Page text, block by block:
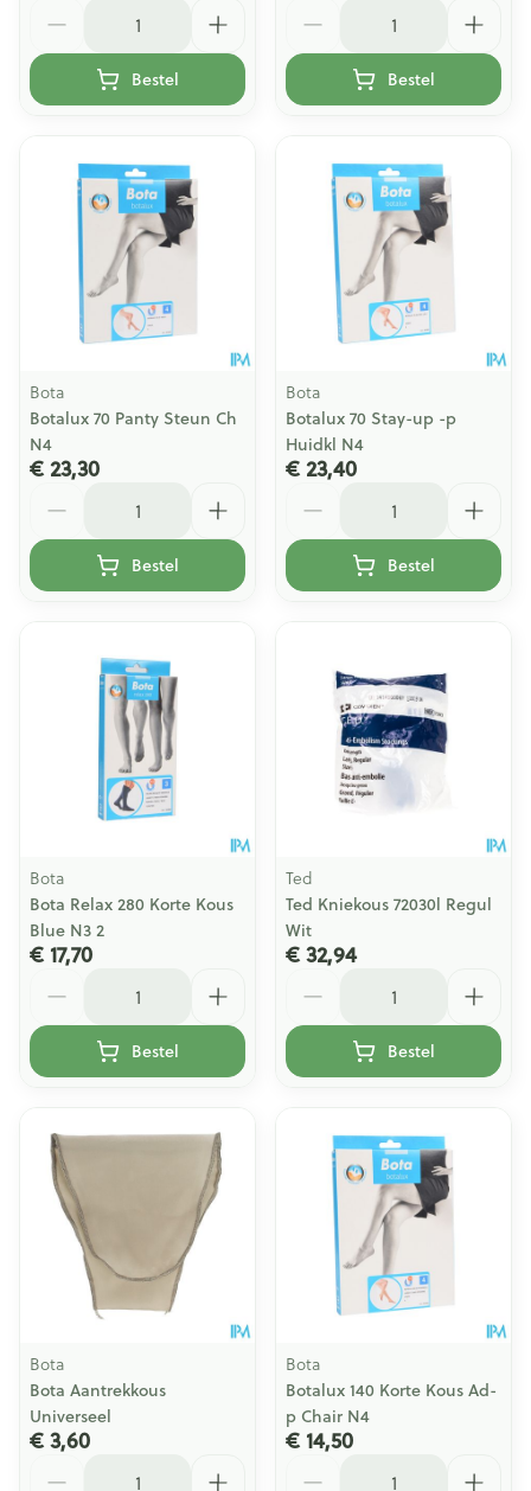
Bestel Bestel
Bota
Botalux 70 Panty Steun Ch
N4
€ 23,30
Bestel
Bota
Botalux 70 Stay-up -p
Huidkl N4
€ 23,40
Bestel
Bota
Bota Relax 280 Korte Kous
Blue N3 2
€ 17,70
Bestel
Ted
Ted Kniekous 72030l Regul
Wit
€ 32,94
Bestel
Bota
Bota Aantrekkous
Universeel
€ 3,60
Bota
Botalux 140 Korte Kous Ad-
p Chair N4
€ 14,50